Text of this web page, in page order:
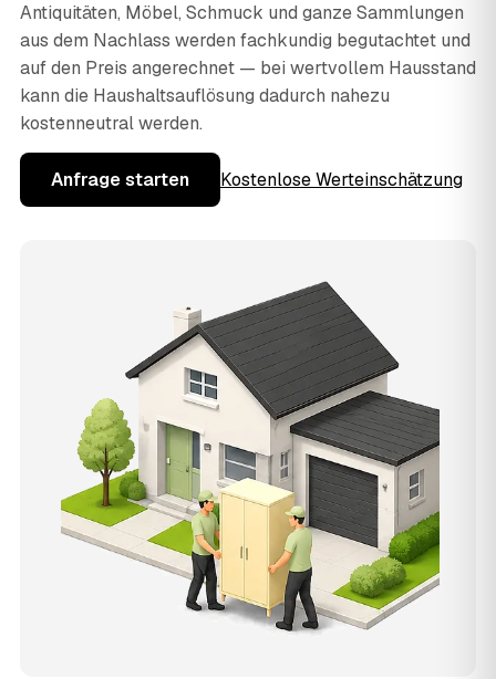
Antiquitäten, Möbel, Schmuck und ganze Sammlungen
aus dem Nachlass werden fachkundig begutachtet und
auf den Preis angerechnet — bei wertvollem Hausstand
kann die Haushaltsauflösung dadurch nahezu
kostenneutral werden.
Anfrage starten Kostenlose Werteinschätzung